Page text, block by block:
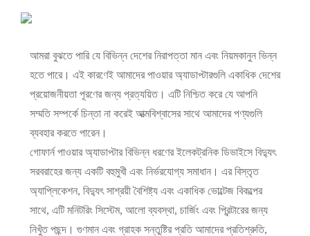
আমরা বুঝতে পারি যে বিভিন্ন দেশের নিরাপত্তা মান এবং নিয়মকানুন ভিন্ন
হতে পারে। এই কারণেই আমাদের পাওয়ার অ্যাডাপ্টারগুলি একাধিক দেশের
প্রয়োজনীয়তা পূরণের জন্য প্রত্যয়িত। এটি নিশ্চিত করে যে আপনি
সম্মতি সম্পর্কে চিন্তা না করেই আত্মবিশ্বাসের সাথে আমাদের পণ্যগুলি
ব্যবহার করতে পারেন।
গোফার্ন পাওয়ার অ্যাডাপ্টার বিভিন্ন ধরণের ইলেকট্রনিক ডিভাইসে বিদ্যুৎ
সরবরাহের জন্য একটি বহুমুখী এবং নির্ভরযোগ্য সমাধান। এর বিস্তৃত
অ্যাপ্লিকেশন, বিদ্যুৎ সাশ্রয়ী বৈশিষ্ট্য এবং একাধিক ভোল্টেজ বিকল্পের
সাথে, এটি মনিটরিং সিস্টেম, আলো ব্যবস্থা, চার্জিং এবং প্রিন্টারের জন্য
নিখুঁত পছন্দ। গুণমান এবং গ্রাহক সন্তুষ্টির প্রতি আমাদের প্রতিশ্রুতি,